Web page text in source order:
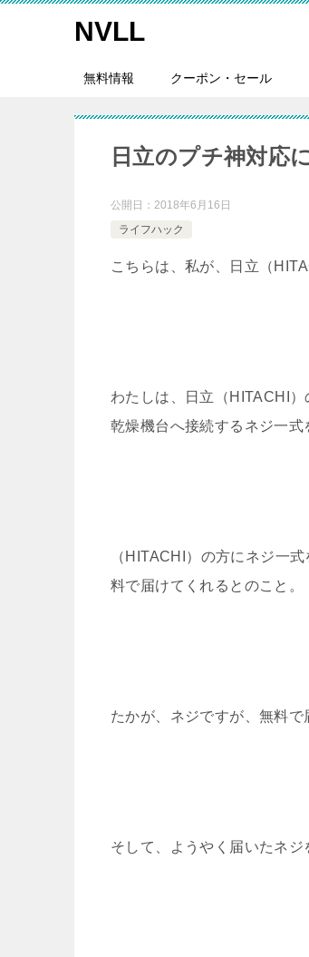
NVLL
無料情報 クーポン・セール
日立のプチ神対応
公開日： 2018年6月16日
ライフハック
こちらは、私が、日立（
わたしは、日立（HITACHI
乾燥機台へ接続するネジ一式
（HITACHI）の方にネジ一
料で届けてくれるとのこと。
たかが、ネジですが、無料で
そして、ようやく届いたネジ